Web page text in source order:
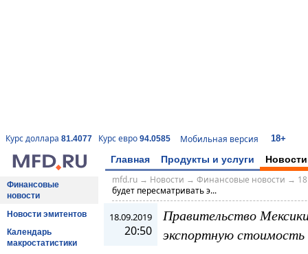
Курс доллара 81.4077 Курс евро 94.0585 Мобильная версия 18+
Главная Продукты и услуги Новости
Финансовые
новости
Новости эмитентов
Календарь
макростатистики
mfd.ru→ Новости → Финансовые новости →
будет пересматривать э...
18.09.2019
20:50
Правительство
экспортную